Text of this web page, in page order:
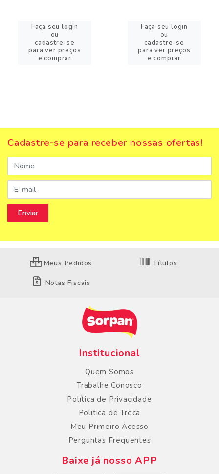
Faça seu login
ou
cadastre-se
para ver preços
e comprar
Faça seu login
ou
cadastre-se
para ver preços
e comprar
Cadastre-se para receber nossas ofertas!
Meus Pedidos Títulos
Notas Fiscais
Institucional
Quem Somos
Trabalhe Conosco
Política de Privacidade
Politica de Troca
Meu Primeiro Acesso
Perguntas Frequentes
Baixe já nosso APP